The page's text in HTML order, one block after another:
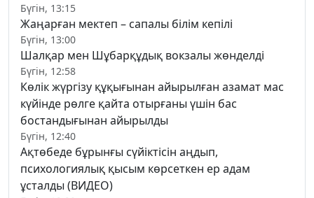
Бүгін, 13:15
Жаңарған мектеп – сапалы білім кепілі
Бүгін, 13:00
Шалқар мен Шұбарқұдық вокзалы жөнделді
Бүгін, 12:58
Көлік жүргізу құқығынан айырылған азамат мас
күйінде рөлге қайта отырғаны үшін бас
бостандығынан айырылды
Бүгін, 12:40
Ақтөбеде бұрынғы сүйіктісін аңдып,
психологиялық қысым көрсеткен ер адам
ұсталды (ВИДЕО)